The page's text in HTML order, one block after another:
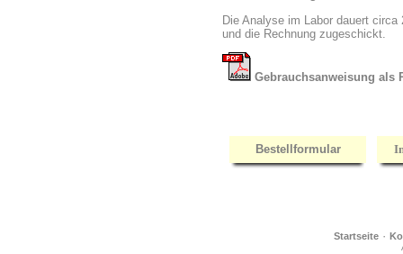
Die Analyse im Labor dauert
und die Rechnung zugeschickt.
Gebrauchsanweisung als
Bestellformular
Startseite·